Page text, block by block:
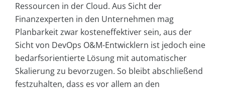
Ressourcen in der Cloud. Aus Sicht der
Finanzexperten in den Unternehmen mag
Planbarkeit zwar kosteneffektiver sein, aus der
Sicht von DevOps O&M-Entwicklern ist jedoch eine
bedarfsorientierte Lösung mit automatischer
Skalierung zu bevorzugen. So bleibt abschließend
festzuhalten, dass es vor allem an den